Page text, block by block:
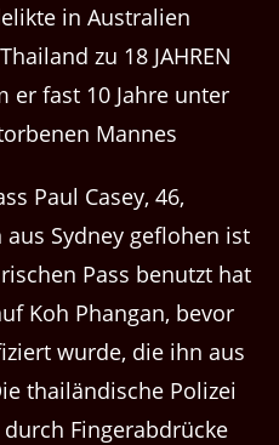
in Australien
zu 18 JAHREN
er fast 10 Jahre unter
Mannes
Paul Casey, 46,
Sydney geflohen ist
Pass benutzt hat
Koh Phangan, bevor
wurde, die ihn aus
thailändische Polizei
Fingerabdrücke